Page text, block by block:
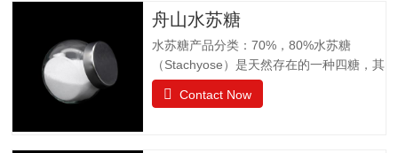
舟山水苏糖
水苏糖产品分类：70%，80%水苏糖
（Stachyose）是天然存在的一种四糖，其
结构有两个半乳糖、一个葡萄糖和一个果
糖组成。是一种非还原性功能低聚糖，水
Contact Now